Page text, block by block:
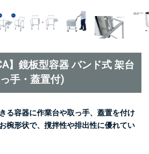
】鏡板型容器 バンド式 架台
手・蓋置付)
る容器に作業台や取っ手、蓋置を付け
椀形状で、撹拌性や排出性に優れてい